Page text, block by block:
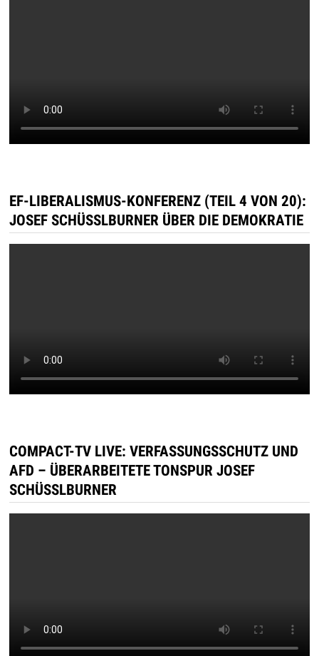
EF-LIBERALISMUS-KONFERENZ (TEIL 4 VON 20):
JOSEF SCHÜSSLBURNER ÜBER DIE DEMOKRATIE
COMPACT-TV LIVE: VERFASSUNGSSCHUTZ UND
AFD – ÜBERARBEITETE TONSPUR JOSEF
SCHÜSSLBURNER